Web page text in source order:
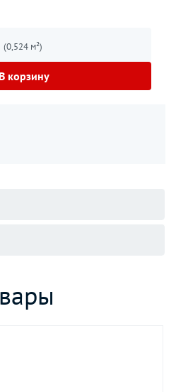
(0,524 м²)
В корзину